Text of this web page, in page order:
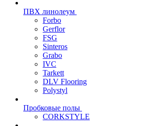
ПВХ линолеум
Forbo
Gerflor
FSG
Sinteros
Grabo
IVC
Tarkett
DLV Flooring
Polystyl
Пробковые полы
CORKSTYLE